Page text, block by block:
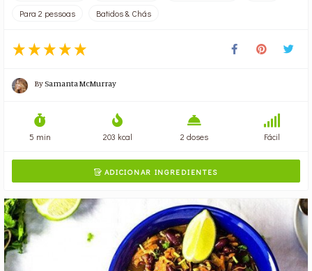
Para 2 pessoas
Batidos & Chás
BySamanta McMurray
5 min 203 kcal 2 doses Fácil
ADICIONAR INGREDIENTES